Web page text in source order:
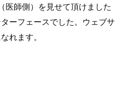
医師側）を見せて頂けました
ーフェースでした。ウェブサ
れます。